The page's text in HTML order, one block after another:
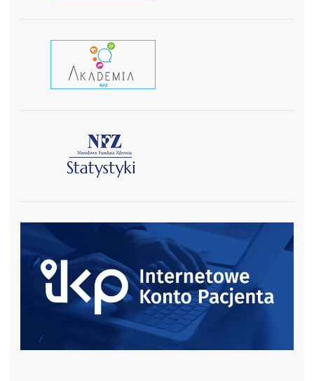
czytaj więcej
czytaj więcej